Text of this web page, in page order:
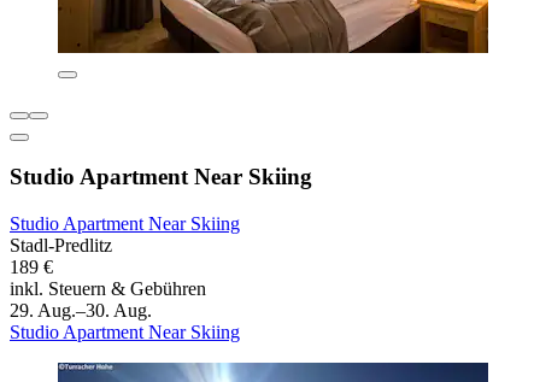
Studio Apartment Near Skiing
Studio Apartment Near Skiing
Stadl-Predlitz
189 €
inkl. Steuern & Gebühren
29. Aug.–30. Aug.
Studio Apartment Near Skiing